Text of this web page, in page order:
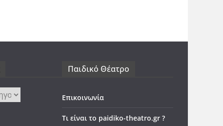
Παιδικό Θέατρο
Επικοινωνία
Τι είναι το paidiko-theatro.gr ?